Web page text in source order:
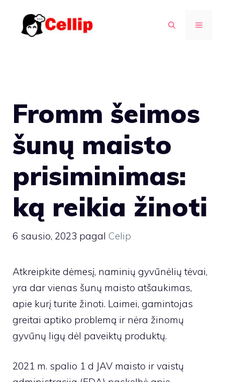
turinio
MENIU
Fromm šeimos
šunų maisto
prisiminimas:
ką reikia žinoti
6 sausio, 2023 pagal Celip
Atkreipkite dėmesį, naminių gyvūnėlių tėvai,
yra dar vienas šunų maisto atšaukimas,
apie kurį turite žinoti. Laimei, gamintojas
greitai aptiko problemą ir nėra žinomų
gyvūnų ligų dėl paveiktų produktų.
2021 m. spalio 1 d JAV maisto ir vaistų